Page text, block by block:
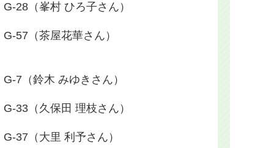
G-28（峯村 ひろ子さん）
G-57（茶屋花華さん）
G-7（鈴木 みゆきさん）
G-33（久保田 理枝さん）
G-37（大里 利予さん）